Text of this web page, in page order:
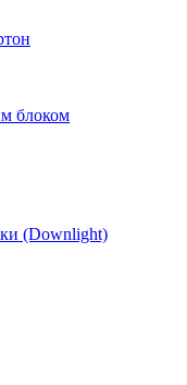
блоком
(Downlight)